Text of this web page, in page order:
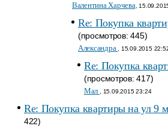
Валентина Харчева ,
Re: Покупка
(просмотров: 445)
Александра , 15.09.2015
Re: Покупка
(просмотров: 417)
Мал , 15.09.2015 23:24
Re: Покупка квартиры на ул 9
422)